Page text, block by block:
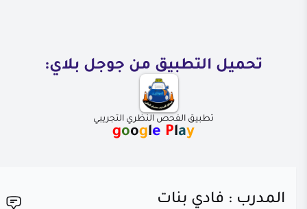
تحميل التطبيق من جوجل بلاي:
تطبيق الفحص النظري التجريبي
google Play
المدرب : فادي بنات